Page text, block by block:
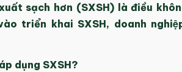
sạch hơn (SXSH) là điều
triển khai SXSH, doanh
dụng SXSH?